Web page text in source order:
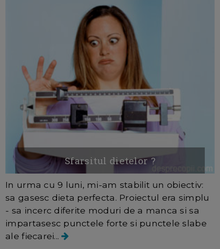
Sfarsitul dietelor ?
In urma cu 9 luni, mi-am stabilit un obiectiv:
sa gasesc dieta perfecta. Proiectul era simplu
- sa incerc diferite moduri de a manca si sa
impartasesc punctele forte si punctele slabe
ale fiecarei...